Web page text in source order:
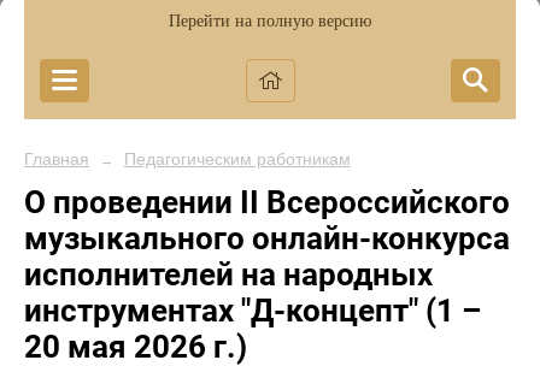
Перейти на полную версию
Главная → Педагогическим работникам
О проведении II Всероссийского
музыкального онлайн-конкурса
исполнителей на народных
инструментах "Д-концепт" (1 –
20 мая 2026 г.)